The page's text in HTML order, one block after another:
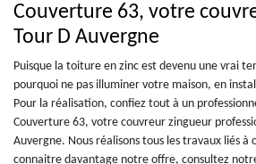
Couverture 63, votre
Tour D Auvergne
Puisque la toiture en zinc est devenu une vrai
pourquoi ne pas illuminer votre maison, en
Pour la réalisation, confiez tout à un
Couverture 63, votre couvreur zingueur
Auvergne. Nous réalisons tous les travaux liés
connaitre davantage notre offre, consultez